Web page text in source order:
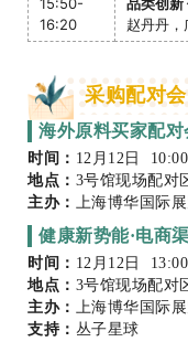
15:50-
16:20
品类创新
赵丹丹
采购配对会
海外原料买家配对
时间： 12月12日
地点： 3号馆现场配对
主办： 上海博华国际
健康新势能·电商
时间： 12月12日
地点： 3号馆现场配对
主办： 上海博华国际
支持： 丛子星球